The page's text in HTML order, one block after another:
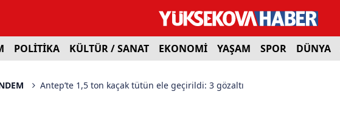
POLİTİKA KÜLTÜR / SANAT EKONOMİ YAŞAM SPOR DÜNYA
Antep’te 1,5 ton kaçak tütün ele geçirildi: 3 gözaltı